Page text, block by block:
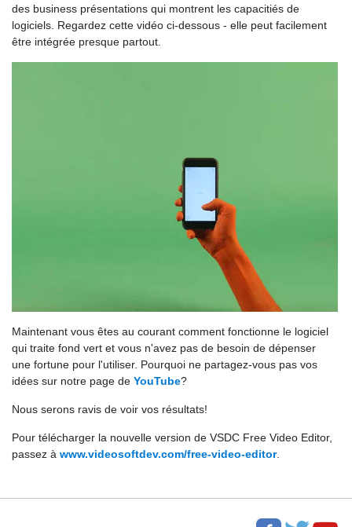
des business présentations qui montrent les capacitiés de
logiciels. Regardez cette vidéo ci-dessous - elle peut facilement
être intégrée presque partout.
Maintenant vous êtes au courant comment fonctionne le logiciel
qui traite fond vert et vous n'avez pas de besoin de dépenser
une fortune pour l'utiliser. Pourquoi ne partagez-vous pas vos
idées sur notre page de YouTube?
Nous serons ravis de voir vos résultats!
Pour télécharger la nouvelle version de VSDC Free Video Editor,
passez à www.videosoftdev.com/free-video-editor.